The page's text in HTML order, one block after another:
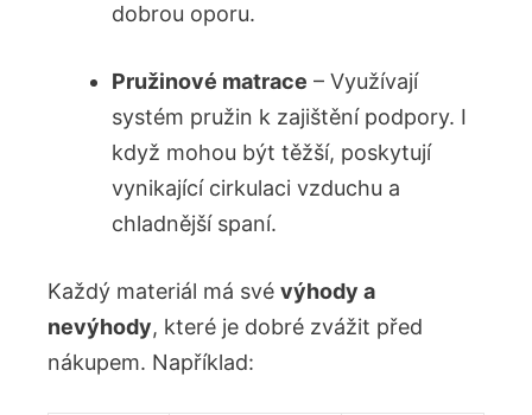
dobrou oporu.
Pružinové matrace – Využívají
systém pružin k zajištění podpory. I
když mohou být těžší, poskytují
vynikající cirkulaci vzduchu a
chladnější spaní.
Každý materiál má své výhody a
nevýhody, které je dobré zvážit před
nákupem. Například: